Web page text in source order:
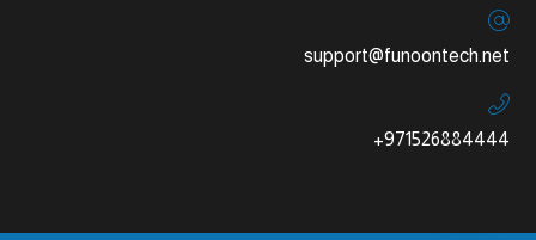
support@funoontech.net
+971526884444